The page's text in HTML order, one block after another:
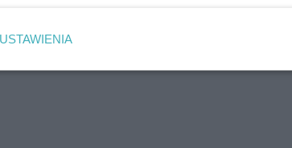
Sztuki w Szczecinie.
USTAWIENIA